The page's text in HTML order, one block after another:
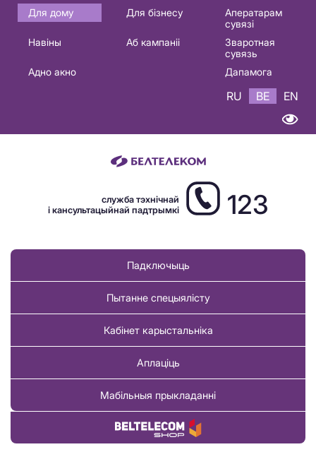
Основная
навигация
Для дому Для бізнесу
Аператарам
сувязі
Навіны
Аб кампаніі
Зваротная
сувязь
Адно акно
Дапамога
RU BE EN
служба тэхнічнай
і кансультацыйнай падтрымкі
123
Падключыць
Пытанне спецыялісту
Кабінет карыстальніка
Аплаціць
Мабільныя прыкладанні
Купіць тавар